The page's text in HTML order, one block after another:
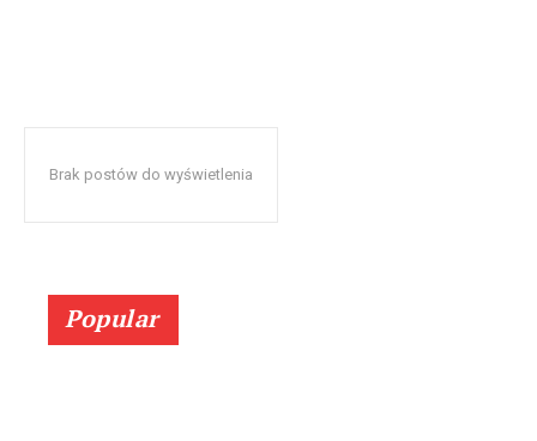
Brak postów do wyświetlenia
Popular